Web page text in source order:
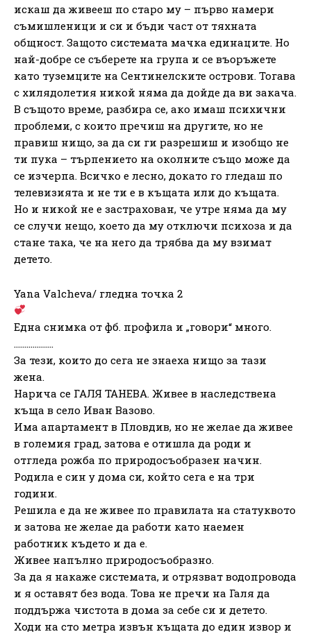
искаш да живееш по старо му – първо намери
съмишленици и си и бъди част от тяхната
общност. Защото системата мачка единаците. Но
най-добре се съберете на група и се въоръжете
като туземците на Сентинелските острови. Тогава
с хилядолетия никой няма да дойде да ви закача.
В същото време, разбира се, ако имаш психични
проблеми, с които пречиш на другите, но не
правиш нищо, за да си ги разрешиш и изобщо не
ти пука – търпението на околните също може да
се изчерпа. Всичко е лесно, докато го гледаш по
телевизията и не ти е в къщата или до къщата.
Но и никой не е застрахован, че утре няма да му
се случи нещо, което да му отключи психоза и да
стане така, че на него да трябва да му взимат
детето.
Yana Valcheva/ гледна точка 2
Една снимка от фб. профила и „говори“ много.
……………….
За тези, които до сега не знаеха нищо за тази
жена.
Нарича се ГАЛЯ ТАНЕВА. Живее в наследствена
къща в село Иван Вазово.
Има апартамент в Пловдив, но не желае да живее
в големия град, затова е отишла да роди и
отгледа рожба по природосъобразен начин.
Родила е син у дома си, който сега е на три
години.
Решила е да не живее по правилата на статуквото
и затова не желае да работи като наемен
работник където и да е.
Живее напълно природосъобразно.
За да я накаже системата, и отрязват водопровода
и я оставят без вода. Това не пречи на Галя да
поддържа чистота в дома за себе си и детето.
Ходи на сто метра извън къщата до един извор и